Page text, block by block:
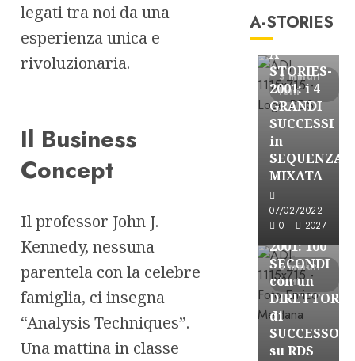
legati tra noi da una
esperienza unica e
rivoluzionaria.
Il Business
Concept
Il professor John J.
Kennedy, nessuna
parentela con la celebre
famiglia, ci insegna
“Analysis Techniques”.
Una mattina in classe
A-STORIES
3 minuti
letti
Formazione
A-
STORIES-
2001: i 4
GRANDI
SUCCESSI
in
SEQUENZA
MIXATA
07/02/2022
0
2027
3 minuti
letti
A-Stories
Formazione
A-
STORIES-
2001: 100
SECONDI
con un
DIRETTORE
di
SUCCESSO
su RDS